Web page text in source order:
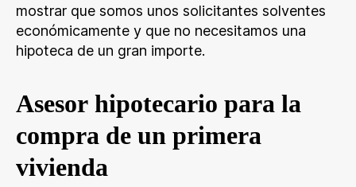
mostrar que somos unos solicitantes solventes
económicamente y que no necesitamos una
hipoteca de un gran importe.
Asesor hipotecario para la
compra de un primera
vivienda